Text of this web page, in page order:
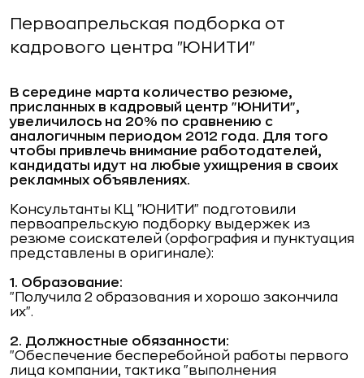
Первоапрельская подборка от
кадрового центра "ЮНИТИ"
В середине марта количество резюме,
присланных в кадровый центр "ЮНИТИ",
увеличилось на 20% по сравнению с
аналогичным периодом 2012 года. Для того
чтобы привлечь внимание работодателей,
кандидаты идут на любые ухищрения в своих
рекламных объявлениях.
Консультанты КЦ "ЮНИТИ" подготовили
первоапрельскую подборку выдержек из
резюме соискателей (орфография и пунктуация
представлены в оригинале):
1. Образование:
"Получила 2 образования и хорошо закончила
их".
2. Должностные обязанности:
"Обеспечение бесперебойной работы первого
лица компании, тактика "выполнения